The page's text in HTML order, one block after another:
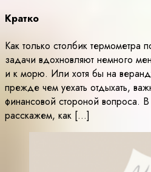
Кратко
Как только столбик термометра
задачи вдохновляют немного
и к морю. Или хотя бы на
прежде чем уехать отдыхать,
финансовой стороной вопроса.
расскажем, как […]